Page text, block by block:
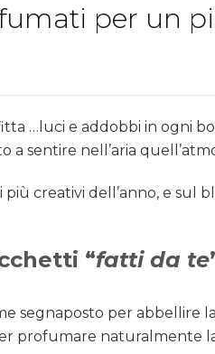
per un
…luci e addobbi in ogni
a sentire nell’aria
creativi dell’anno, e sul
“fatti da te
segnaposto per
profumare naturalmente